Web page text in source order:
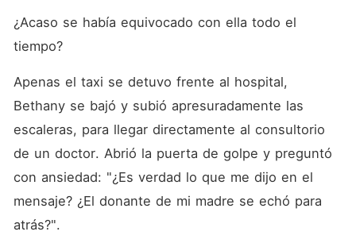
¿Acaso se había equivocado con ella todo el
tiempo?
Apenas el taxi se detuvo frente al hospital,
Bethany se bajó y subió apresuradamente las
escaleras, para llegar directamente al consultorio
de un doctor. Abrió la puerta de golpe y preguntó
con ansiedad: "¿Es verdad lo que me dijo en el
mensaje? ¿El donante de mi madre se echó para
atrás?".